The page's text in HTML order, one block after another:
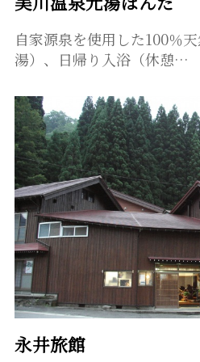
自家源泉を使用した100％
湯）、日帰り入浴（休憩…
永井旅館